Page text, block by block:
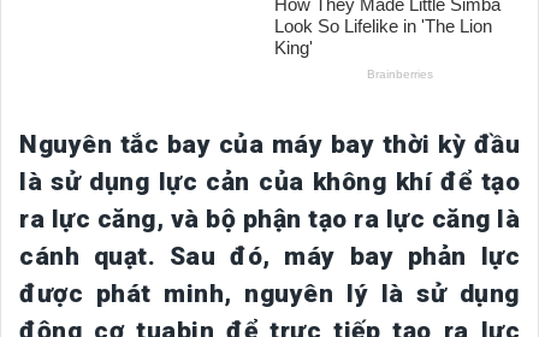
Nguyên tắc bay của máy bay thời kỳ đầu
là sử dụng lực cản của không khí để tạo
ra lực căng, và bộ phận tạo ra lực căng là
cánh quạt. Sau đó, máy bay phản lực
được phát minh, nguyên lý là sử dụng
động cơ tuabin để trực tiếp tạo ra lực